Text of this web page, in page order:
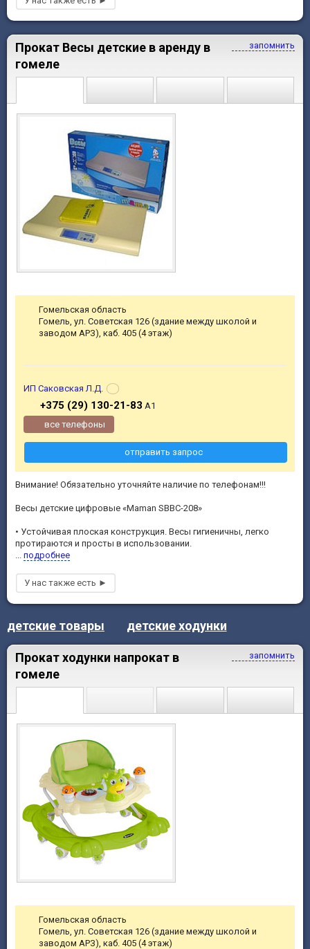
запомнить
Прокат Весы детские в аренду в
гомеле
Внимание! Обязательно уточняйте наличие по телефонам!!!
Весы детские цифровые «Maman SBBC-208»
• Устойчивая плоская конструкция. Весы гигиеничны, легко
протираются и просты в использовании.
... подробнее
Гомельская область
Гомель, ул. Советская 126 (здание между школой и
заводом АРЗ), каб. 405 (4 этаж)
ИП Саковская Л.Д.
+375 (29) 130-21-83 А1
все телефоны
отправить запрос
детские товары детские ходунки
запомнить
Прокат ходунки напрокат в
гомеле
Гомельская область
Гомель, ул. Советская 126 (здание между школой и
заводом АРЗ), каб. 405 (4 этаж)